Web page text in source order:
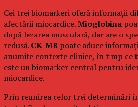
Cei trei biomarkeri oferă informații
afectării miocardice.Mioglobina
după lezarea musculară, dar are o
redusă. CK-MB poate aduce
anumite contexte clinice, în timp ce
este un biomarker central pentru
miocardice.
Prin reunirea celor trei determinări